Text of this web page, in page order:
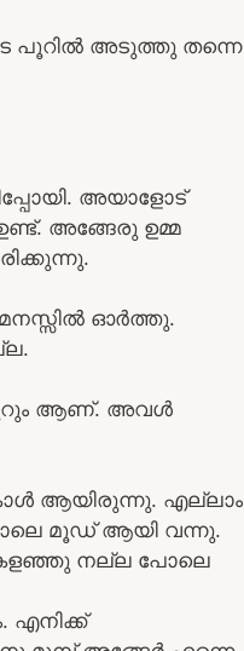
പൂറിൽ അടുത്തു തന്നെ
അയാളോട്
അങ്ങേരു ഉമ്മ
മനസ്സിൽ ഓർത്തു.
പൂറും ആണ്. അവൾ
ആയിരുന്നു. എല്ലാം
മൂഡ് ആയി വന്നു.
കളഞ്ഞു നല്ല പോലെ
എനിക്ക്